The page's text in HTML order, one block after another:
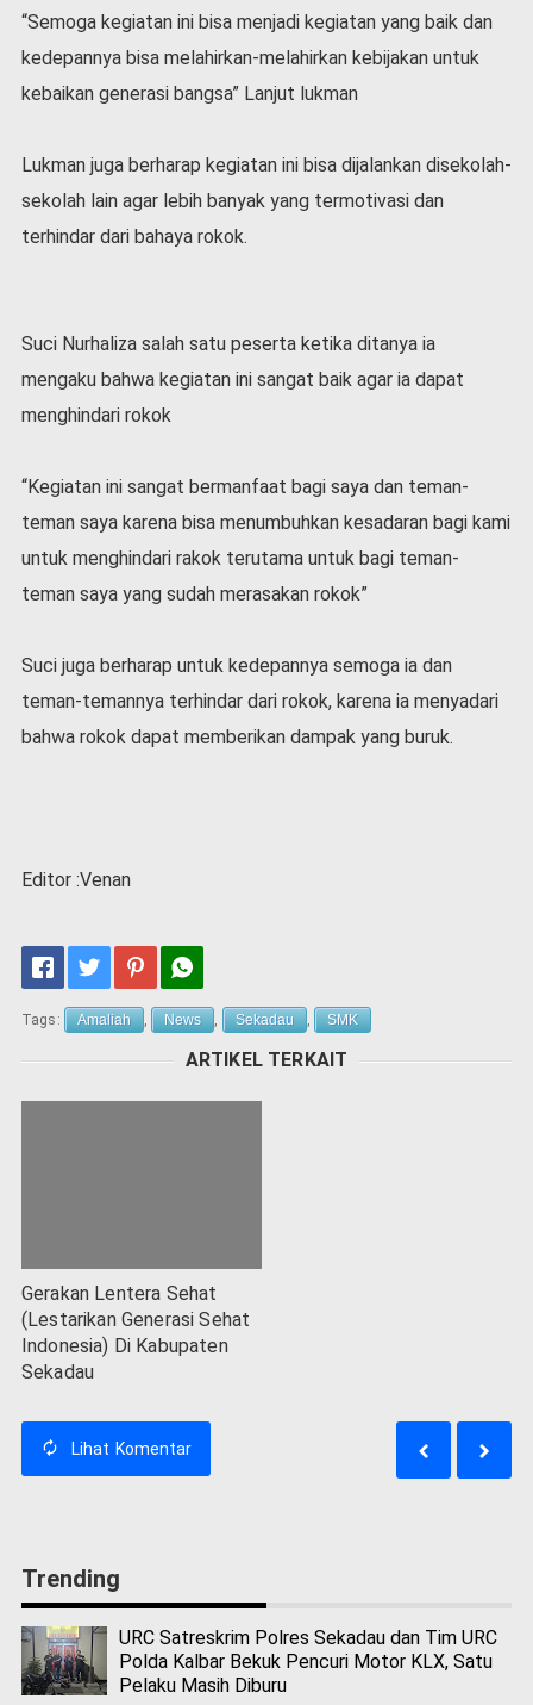
“Semoga kegiatan ini bisa menjadi kegiatan yang baik dan
kedepannya bisa melahirkan-melahirkan kebijakan untuk
kebaikan generasi bangsa” Lanjut lukman
Lukman juga berharap kegiatan ini bisa dijalankan disekolah-
sekolah lain agar lebih banyak yang termotivasi dan
terhindar dari bahaya rokok.
Suci Nurhaliza salah satu peserta ketika ditanya ia
mengaku bahwa kegiatan ini sangat baik agar ia dapat
menghindari rokok
“Kegiatan ini sangat bermanfaat bagi saya dan teman-
teman saya karena bisa menumbuhkan kesadaran bagi kami
untuk menghindari rakok terutama untuk bagi teman-
teman saya yang sudah merasakan rokok”
Suci juga berharap untuk kedepannya semoga ia dan
teman-temannya terhindar dari rokok, karena ia menyadari
bahwa rokok dapat memberikan dampak yang buruk.
Editor :Venan
Tags: Amaliah , News , Sekadau , SMK
ARTIKEL TERKAIT
Gerakan Lentera Sehat
(Lestarikan Generasi Sehat
Indonesia) Di Kabupaten
Sekadau
Lihat Komentar
Trending
URC Satreskrim Polres Sekadau dan Tim URC
Polda Kalbar Bekuk Pencuri Motor KLX, Satu
Pelaku Masih Diburu